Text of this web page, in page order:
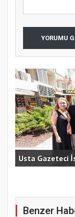
YORUMU
Usta Gazeteci
Benzer